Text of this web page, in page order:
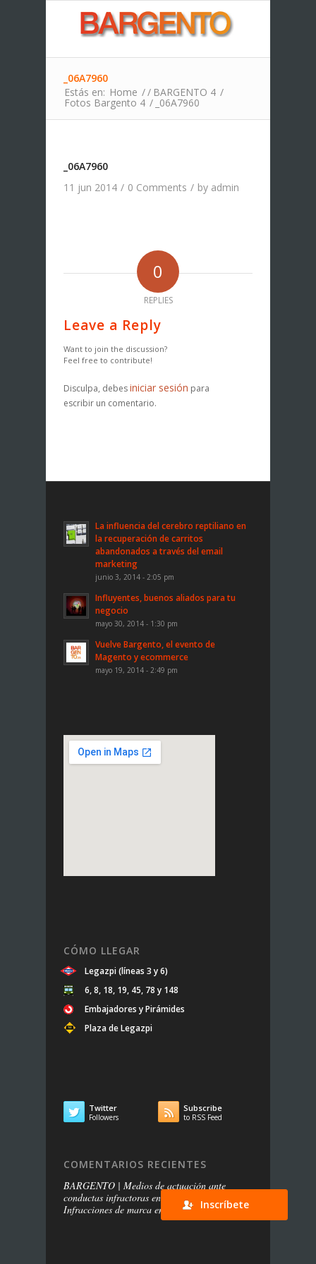
_06A7960
Estás en: Home // BARGENTO 4 /
Fotos Bargento 4 / _06A7960
_06A7960
11 jun 2014 / 0 Comments / by admin
0
REPLIES
Leave a Reply
Want to join the discussion?
Feel free to contribute!
Disculpa, debesiniciar sesión para
escribir un comentario.
La influencia del cerebro reptiliano en
la recuperación de carritos
abandonados a través del email
marketing
junio 3, 2014 - 2:05 pm
Influyentes, buenos aliados para tu
negocio
mayo 30, 2014 - 1:30 pm
Vuelve Bargento, el evento de
Magento y ecommerce
mayo 19, 2014 - 2:49 pm
CÓMO LLEGAR
Legazpi (líneas 3 y 6)
6, 8, 18, 19, 45, 78 y 148
Embajadores y Pirámides
Plaza de Legazpi
 Twitter
Followers  Subscribe
to RSS Feed
COMENTARIOS RECIENTES
BARGENTO | Medios de actuación ante
conductas infractoras en redes sociales
en
Infracciones de marca en las redes sociales
Inscríbete